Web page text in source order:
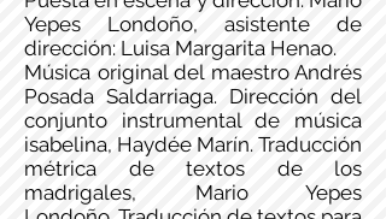
Yepes Londoño, asistente de
dirección: Luisa Margarita Henao.
Música original del maestro Andrés
Posada Saldarriaga. Dirección del
conjunto instrumental de música
isabelina, Haydée Marín. Traducción
métrica de textos de los
madrigales, Mario Yepes